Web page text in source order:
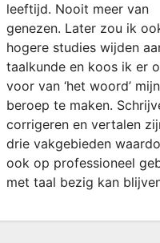
leeftijd. Nooit meer van
genezen. Later zou ik
hogere studies wijden
taalkunde en koos ik er
voor van ‘het woord’ mijn
beroep te maken.
corrigeren en vertalen
drie vakgebieden
ook op professioneel
met taal bezig kan